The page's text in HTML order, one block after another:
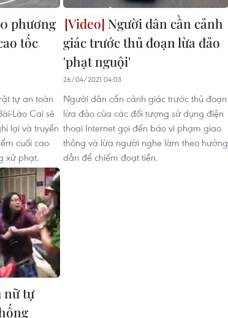
phương
tốc
tự an toàn
Lào Cai sẽ
lại và truyền
cuối cao
xử phạt.
Người dân cần cảnh
giác trước thủ đoạn lừa đảo
'phạt nguội'
26/04/2021 04:03
Người dân cần cảnh giác trước thủ đoạn
lừa đảo của các đối tượng sử dụng điện
thoại Internet gọi đến báo vi phạm giao
thông và lừa người nghe làm theo hướng
dẫn để chiếm đoạt tiền.
nữ tự